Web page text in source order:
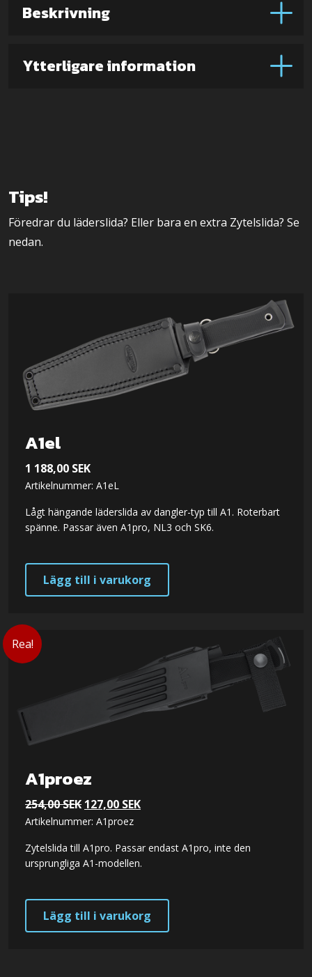
Beskrivning
Ytterligare information
Tips!
Föredrar du läderslida? Eller bara en extra Zytelslida? Se
nedan.
A1el
1 188,00 SEK
Artikelnummer: A1eL
Lågt hängande läderslida av dangler-typ till A1. Roterbart
spänne. Passar även A1pro, NL3 och SK6.
Lägg till i varukorg
Rea!
A1proez
254,00SEK Det
ursprungliga
priset
var:
127,00 SEKDet
priset
är:
Artikelnummer: A1proez
Zytelslida till A1pro. Passar endast A1pro, inte den
ursprungliga A1-modellen.
Lägg till i varukorg